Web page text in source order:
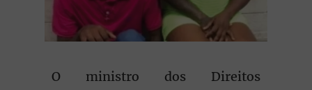
O ministro dos Direitos